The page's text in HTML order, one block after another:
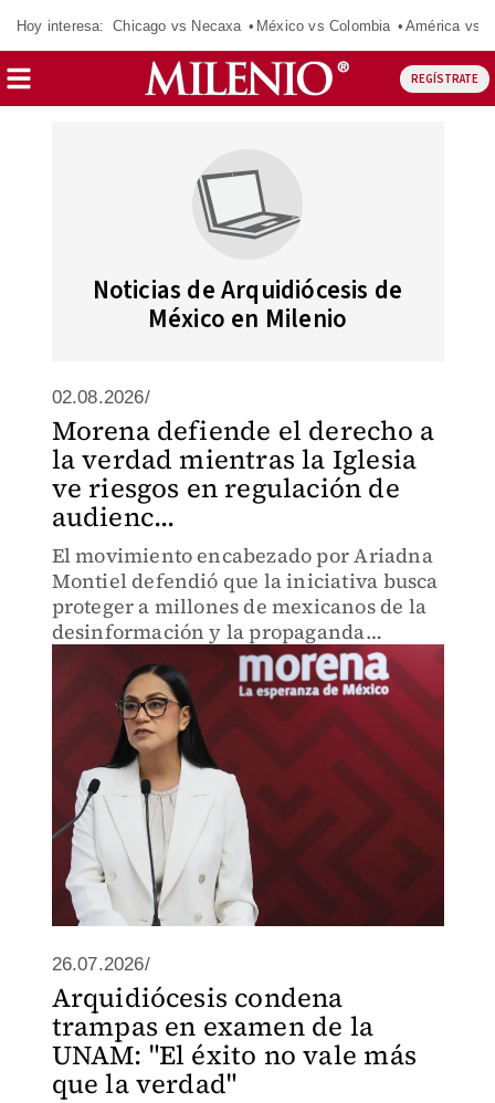
Hoy interesa: Chicago vs Necaxa México vs Colombia América vs
REGÍSTRATE
Noticias de Arquidiócesis de
México en Milenio
02.08.2026/
Morena defiende el derecho a
la verdad mientras la Iglesia
ve riesgos en regulación de
audienc...
El movimiento encabezado por Ariadna
Montiel defendió que la iniciativa busca
proteger a millones de mexicanos de la
desinformación y la propaganda
encubierta.
26.07.2026/
Arquidiócesis condena
trampas en examen de la
UNAM: "El éxito no vale más
que la verdad"